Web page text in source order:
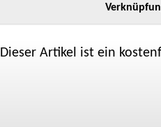
Dieser Artikel ist ein